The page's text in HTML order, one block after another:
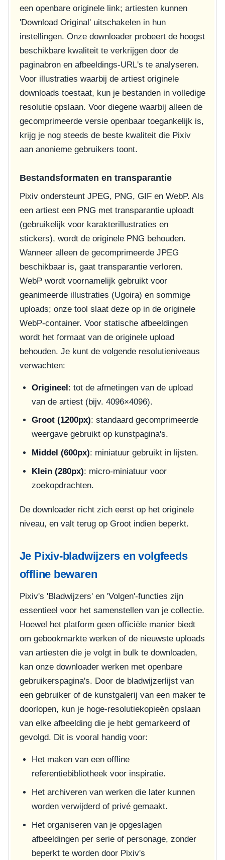
een openbare originele link; artiesten kunnen
'Download Original' uitschakelen in hun
instellingen. Onze downloader probeert de hoogst
beschikbare kwaliteit te verkrijgen door de
paginabron en afbeeldings-URL's te analyseren.
Voor illustraties waarbij de artiest originele
downloads toestaat, kun je bestanden in volledige
resolutie opslaan. Voor diegene waarbij alleen de
gecomprimeerde versie openbaar toegankelijk is,
krijg je nog steeds de beste kwaliteit die Pixiv
aan anonieme gebruikers toont.
Bestandsformaten en transparantie
Pixiv ondersteunt JPEG, PNG, GIF en WebP. Als
een artiest een PNG met transparantie uploadt
(gebruikelijk voor karakterillustraties en
stickers), wordt de originele PNG behouden.
Wanneer alleen de gecomprimeerde JPEG
beschikbaar is, gaat transparantie verloren.
WebP wordt voornamelijk gebruikt voor
geanimeerde illustraties (Ugoira) en sommige
uploads; onze tool slaat deze op in de originele
WebP-container. Voor statische afbeeldingen
wordt het formaat van de originele upload
behouden. Je kunt de volgende resolutieniveaus
verwachten:
Origineel: tot de afmetingen van de upload
van de artiest (bijv. 4096×4096).
Groot (1200px): standaard gecomprimeerde
weergave gebruikt op kunstpagina's.
Middel (600px): miniatuur gebruikt in lijsten.
Klein (280px): micro-miniatuur voor
zoekopdrachten.
De downloader richt zich eerst op het originele
niveau, en valt terug op Groot indien beperkt.
Je Pixiv-bladwijzers en volgfeeds
offline bewaren
Pixiv's 'Bladwijzers' en 'Volgen'-functies zijn
essentieel voor het samenstellen van je collectie.
Hoewel het platform geen officiële manier biedt
om gebookmarkte werken of de nieuwste uploads
van artiesten die je volgt in bulk te downloaden,
kan onze downloader werken met openbare
gebruikerspagina's. Door de bladwijzerlijst van
een gebruiker of de kunstgalerij van een maker te
doorlopen, kun je hoge-resolutiekopieën opslaan
van elke afbeelding die je hebt gemarkeerd of
gevolgd. Dit is vooral handig voor:
Het maken van een offline
referentiebibliotheek voor inspiratie.
Het archiveren van werken die later kunnen
worden verwijderd of privé gemaakt.
Het organiseren van je opgeslagen
afbeeldingen per serie of personage, zonder
beperkt te worden door Pixiv's